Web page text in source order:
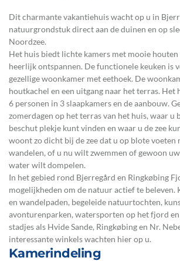
Dit charmante vakantiehuis wacht op u in
natuurgrondstuk direct aan de duinen en op
Noordzee.
Het huis biedt lichte kamers met mooie
heerlijk ontspannen. De functionele keuken is
gezellige woonkamer met eethoek. De
houtkachel en een uitgang naar het terras. Het
6 personen in 3 slaapkamers en de aanbouw.
zomerdagen op het terras van het huis, waar u
beschut plekje kunt vinden en waar u de zee
woont zo dicht bij de zee dat u op blote voeten
wandelen, of u nu wilt zwemmen of gewoon
water wilt dompelen.
In het gebied rond Bjerregård en Ringkøbing
mogelijkheden om de natuur actief te beleven.
en wandelpaden, begeleide natuurtochten,
avonturenparken, watersporten op het fjord
stadjes als Hvide Sande, Ringkøbing en Nr.
interessante winkels wachten hier op u.
Kamerindeling